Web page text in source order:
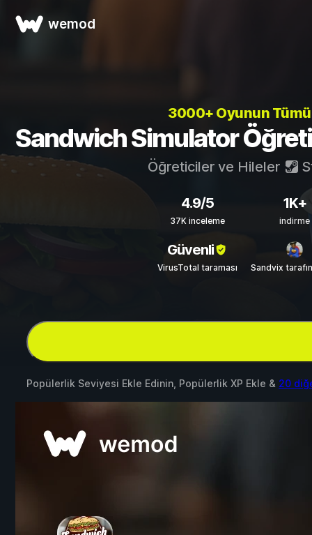
wemod
3000+ Oyunun
Sandwich Simulator
Öğreticiler ve Hileler
4.9/5
37K inceleme
1K+
indirme
Güvenli
VirusTotal taraması Sandvix
Popülerlik Seviyesi Ekle Edinin, Popülerlik XP Ekle & 20